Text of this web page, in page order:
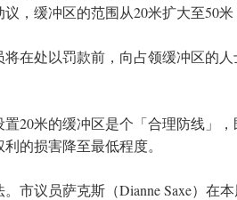
，缓冲区的范围从20米扩大至50米
在处以罚款前，向占领缓冲区的
20米的缓冲区是个「合理防线」
的损害降至最低程度。
市议员萨克斯（Dianne Saxe）在